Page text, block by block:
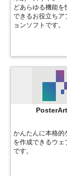
どあらゆる機能を
できるお役立ちア
ョンソフトです。
かんたんに本格的
を作成できるウェ
です。